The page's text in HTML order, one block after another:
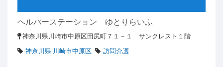
ヘルパーステーション ゆとりらいふ
神奈川県川崎市中原区田尻町７１－１ サンクレスト１階
神奈川県 川崎市中原区
訪問介護